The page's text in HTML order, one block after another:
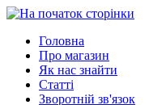
Головна
Про магазин
Як нас знайти
Статті
Зворотній зв'язок